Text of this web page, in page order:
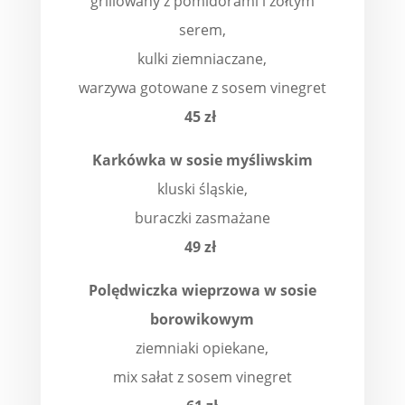
serem,
kulki ziemniaczane,
warzywa gotowane z sosem vinegret
45 zł
Karkówka w sosie myśliwskim
kluski śląskie,
buraczki zasmażane
49 zł
Polędwiczka wieprzowa w sosie
borowikowym
ziemniaki opiekane,
mix sałat z sosem vinegret